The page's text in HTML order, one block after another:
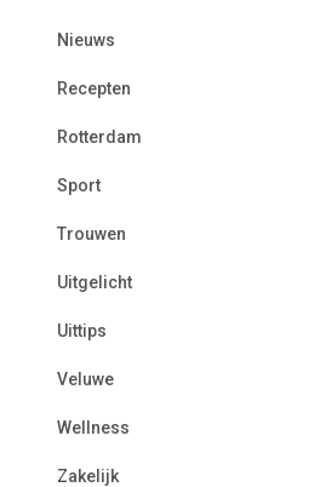
Nieuws
Recepten
Rotterdam
Sport
Trouwen
Uitgelicht
Uittips
Veluwe
Wellness
Zakelijk